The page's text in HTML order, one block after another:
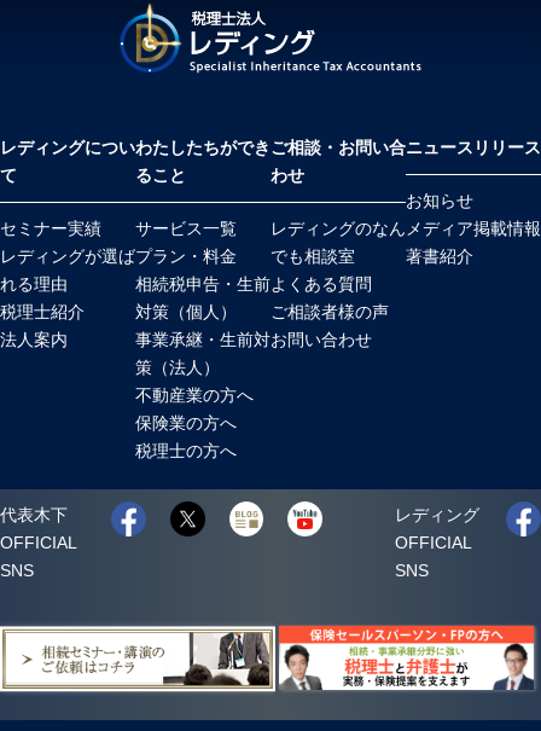
レディングについ
て
セミナー実績
レディングが選ば
れる理由
税理士紹介
法人案内
わたしたちができ
ること
サービス一覧
プラン・料金
相続税申告・生前
対策（個人）
事業承継・生前対
策（法人）
不動産業の方へ
保険業の方へ
税理士の方へ
ご相談・お問い合
わせ
レディングのなん
でも相談室
よくある質問
ご相談者様の声
お問い合わせ
ニュースリリース
お知らせ
メディア掲載情報
著書紹介
代表木下
OFFICIAL
SNS
レディング
OFFICIAL
SNS